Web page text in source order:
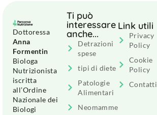
Dottoressa
Anna
Formentin
Biologa
Nutrizionista
iscritta
all’Ordine
Nazionale dei
Biologi
Ti può
interessare
anche...
Detrazioni
spese
tipi di diete
Patologie
Alimentari
Neomamme
Link utili
Privacy
Policy
Cookie
Policy
Contatti